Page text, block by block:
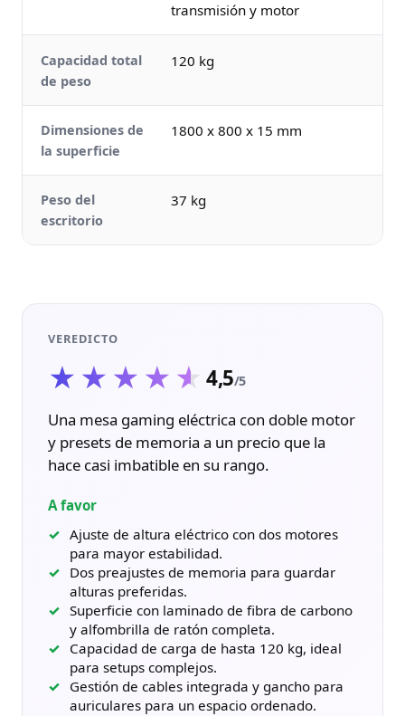
transmisión y motor
Capacidad total
de peso
120 kg
Dimensiones de
la superficie
1800 x 800 x 15 mm
Peso del
escritorio
37 kg
VEREDICTO
★★★★★
★★★★★4,5/5
Una mesa gaming eléctrica con doble motor
y presets de memoria a un precio que la
hace casi imbatible en su rango.
A favor
Ajuste de altura eléctrico con dos motores
para mayor estabilidad.
Dos preajustes de memoria para guardar
alturas preferidas.
Superficie con laminado de fibra de carbono
y alfombrilla de ratón completa.
Capacidad de carga de hasta 120 kg, ideal
para setups complejos.
Gestión de cables integrada y gancho para
auriculares para un espacio ordenado.